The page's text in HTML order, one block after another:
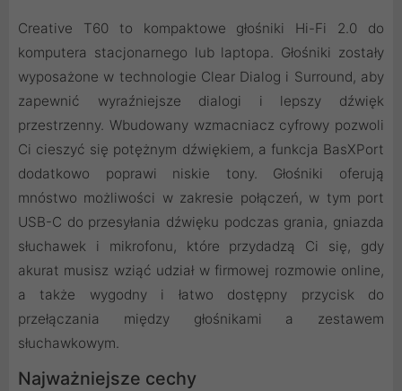
Creative T60 to kompaktowe głośniki Hi-Fi 2.0 do
komputera stacjonarnego lub laptopa. Głośniki zostały
wyposażone w technologie Clear Dialog i Surround, aby
zapewnić wyraźniejsze dialogi i lepszy dźwięk
przestrzenny. Wbudowany wzmacniacz cyfrowy pozwoli
Ci cieszyć się potężnym dźwiękiem, a funkcja BasXPort
dodatkowo poprawi niskie tony. Głośniki oferują
mnóstwo możliwości w zakresie połączeń, w tym port
USB-C do przesyłania dźwięku podczas grania, gniazda
słuchawek i mikrofonu, które przydadzą Ci się, gdy
akurat musisz wziąć udział w firmowej rozmowie online,
a także wygodny i łatwo dostępny przycisk do
przełączania między głośnikami a zestawem
słuchawkowym.
Najważniejsze cechy